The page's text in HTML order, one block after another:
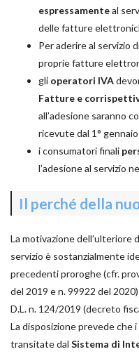
espressamenteal
delle fatture
Per aderire al servizio
proprie fatture
gli operatori IVA
Fatture e
all’adesione saranno
ricevute dal 1°
i consumatori finali
l’adesione al servizio
Il perché della
La motivazione dell’ulteriore
servizio è sostanzialmente
precedenti proroghe (cfr.
del 2019 e n. 99922 del
D.L. n. 124/2019 (decreto
La disposizione prevede
transitate dal Sistema di